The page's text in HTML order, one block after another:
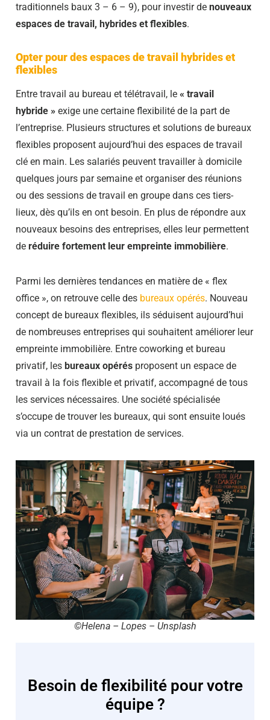
traditionnels baux 3 – 6 – 9), pour investir de nouveaux
espaces de travail, hybrides et flexibles.
Opter pour des espaces de travail hybrides et
flexibles
Entre travail au bureau et télétravail, le « travail
hybride » exige une certaine flexibilité de la part de
l’entreprise. Plusieurs structures et solutions de bureaux
flexibles proposent aujourd’hui des espaces de travail
clé en main. Les salariés peuvent travailler à domicile
quelques jours par semaine et organiser des réunions
ou des sessions de travail en groupe dans ces tiers-
lieux, dès qu’ils en ont besoin. En plus de répondre aux
nouveaux besoins des entreprises, elles leur permettent
de réduire fortement leur empreinte immobilière.
Parmi les dernières tendances en matière de « flex
office », on retrouve celle des bureaux opérés. Nouveau
concept de bureaux flexibles, ils séduisent aujourd’hui
de nombreuses entreprises qui souhaitent améliorer leur
empreinte immobilière. Entre coworking et bureau
privatif, les bureaux opérés proposent un espace de
travail à la fois flexible et privatif, accompagné de tous
les services nécessaires. Une société spécialisée
s’occupe de trouver les bureaux, qui sont ensuite loués
via un contrat de prestation de services.
©Helena – Lopes – Unsplash
Besoin de flexibilité pour votre
équipe ?